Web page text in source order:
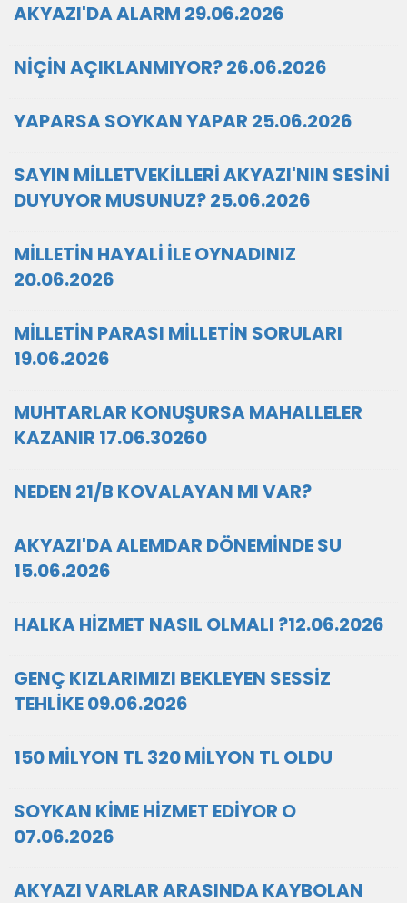
AKYAZI'DA ALARM 29.06.2026
NİÇİN AÇIKLANMIYOR? 26.06.2026
YAPARSA SOYKAN YAPAR 25.06.2026
SAYIN MİLLETVEKİLLERİ AKYAZI'NIN SESİNİ
DUYUYOR MUSUNUZ? 25.06.2026
MİLLETİN HAYALİ İLE OYNADINIZ
20.06.2026
MİLLETİN PARASI MİLLETİN SORULARI
19.06.2026
MUHTARLAR KONUŞURSA MAHALLELER
KAZANIR 17.06.30260
NEDEN 21/B KOVALAYAN MI VAR?
AKYAZI'DA ALEMDAR DÖNEMİNDE SU
15.06.2026
HALKA HİZMET NASIL OLMALI ?12.06.2026
GENÇ KIZLARIMIZI BEKLEYEN SESSİZ
TEHLİKE 09.06.2026
150 MİLYON TL 320 MİLYON TL OLDU
SOYKAN KİME HİZMET EDİYOR O
07.06.2026
AKYAZI VARLAR ARASINDA KAYBOLAN